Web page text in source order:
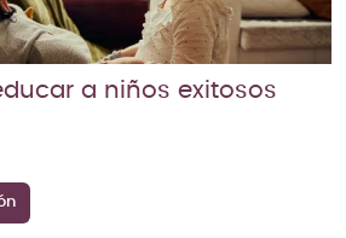
a niños exitosos